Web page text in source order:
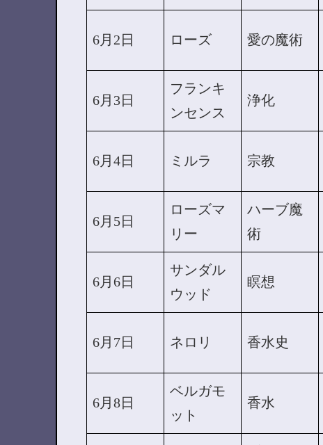
6月2日 ローズ 愛の魔術
6月3日
フランキ
ンセンス
浄化
6月4日 ミルラ 宗教
6月5日
ローズマ
リー
ハーブ魔
術
6月6日
サンダル
ウッド
瞑想
6月7日 ネロリ 香水史
6月8日
ベルガモ
ット
香水